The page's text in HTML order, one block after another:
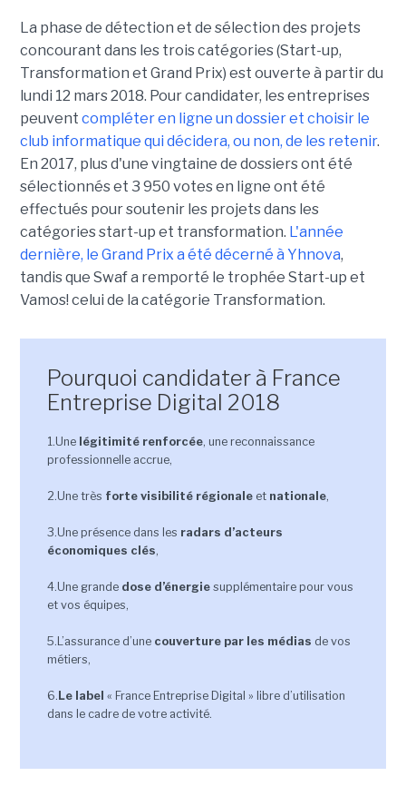
La phase de détection et de sélection des projets
concourant dans les trois catégories (Start-up,
Transformation et Grand Prix) est ouverte à partir du
lundi 12 mars 2018. Pour candidater, les entreprises
peuvent compléter en ligne un dossier et choisir le
club informatique qui décidera, ou non, de les retenir.
En 2017, plus d'une vingtaine de dossiers ont été
sélectionnés et 3 950 votes en ligne ont été
effectués pour soutenir les projets dans les
catégories start-up et transformation. L'année
dernière, le Grand Prix a été décerné à Yhnova,
tandis que Swaf a remporté le trophée Start-up et
Vamos! celui de la catégorie Transformation.
Pourquoi candidater à France
Entreprise Digital 2018
1.Une légitimité renforcée, une reconnaissance
professionnelle accrue,
2.Une très forte visibilité régionale et nationale,
3.Une présence dans les radars d’acteurs
économiques clés,
4.Une grande dose d’énergie supplémentaire pour vous
et vos équipes,
5.L’assurance d’une couverture par les médias de vos
métiers,
6. Le label « France Entreprise Digital » libre d’utilisation
dans le cadre de votre activité.